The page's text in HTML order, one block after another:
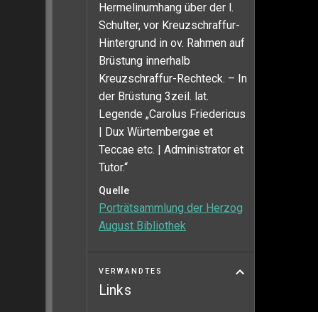
Hermelinumhang über der l.
Schulter, vor Kreuzschraffur-
Hintergrund in ov. Rahmen auf
Brüstung innerhalb
Kreuzschraffur-Rechteck. – In
der Brüstung 3zeil. lat.
Legende „Carolus Friedericus
| Dux Würtembergae et
Teccae etc. | Administrator et
Tutor.“
Quelle
Porträtsammlung der Herzog
August Bibliothek
VERWANDTES
Links